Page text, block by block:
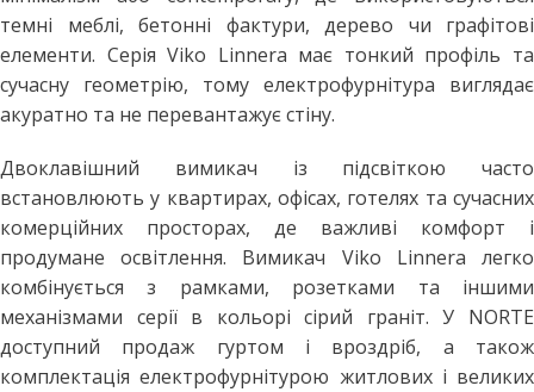
темні меблі, бетонні фактури, дерево чи графітові
елементи. Серія Viko Linnera має тонкий профіль та
сучасну геометрію, тому електрофурнітура виглядає
акуратно та не перевантажує стіну.
Двоклавішний вимикач із підсвіткою часто
встановлюють у квартирах, офісах, готелях та сучасних
комерційних просторах, де важливі комфорт і
продумане освітлення. Вимикач Viko Linnera легко
комбінується з рамками, розетками та іншими
механізмами серії в кольорі сірий граніт. У NORTE
доступний продаж гуртом і вроздріб, а також
комплектація електрофурнітурою житлових і великих